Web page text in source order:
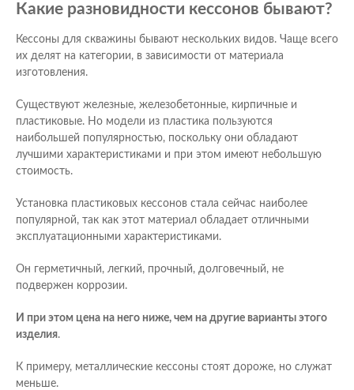
Какие разновидности кессонов бывают?
Кессоны для скважины бывают нескольких видов. Чаще всего
их делят на категории, в зависимости от материала
изготовления.
Существуют железные, железобетонные, кирпичные и
пластиковые. Но модели из пластика пользуются
наибольшей популярностью, поскольку они обладают
лучшими характеристиками и при этом имеют небольшую
стоимость.
Установка пластиковых кессонов стала сейчас наиболее
популярной, так как этот материал обладает отличными
эксплуатационными характеристиками.
Он герметичный, легкий, прочный, долговечный, не
подвержен коррозии.
И при этом цена на него ниже, чем на другие варианты этого
изделия.
К примеру, металлические кессоны стоят дороже, но служат
меньше.